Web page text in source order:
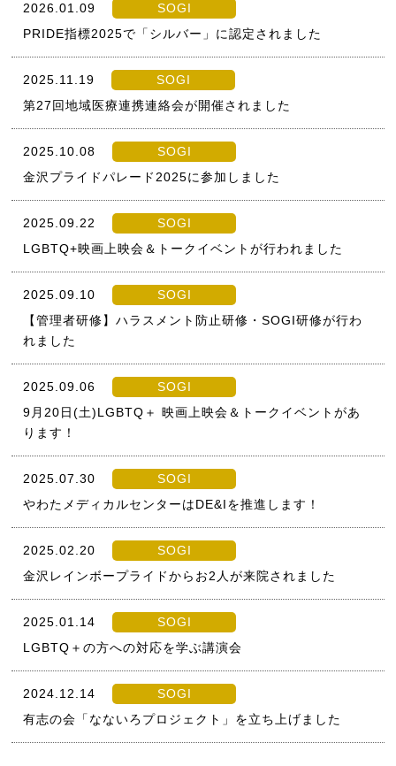
2026.01.09
SOGI
PRIDE指標2025で「シルバー」に認定されました
2025.11.19
SOGI
第27回地域医療連携連絡会が開催されました
2025.10.08
SOGI
金沢プライドパレード2025に参加しました
2025.09.22
SOGI
LGBTQ+映画上映会＆トークイベントが行われました
2025.09.10
SOGI
【管理者研修】ハラスメント防止研修・SOGI研修が行わ
れました
2025.09.06
SOGI
9月20日(土)LGBTQ＋ 映画上映会＆トークイベントがあ
ります！
2025.07.30
SOGI
やわたメディカルセンターはDE&Iを推進します！
2025.02.20
SOGI
金沢レインボープライドからお2人が来院されました
2025.01.14
SOGI
LGBTQ＋の方への対応を学ぶ講演会
2024.12.14
SOGI
有志の会「なないろプロジェクト」を立ち上げました